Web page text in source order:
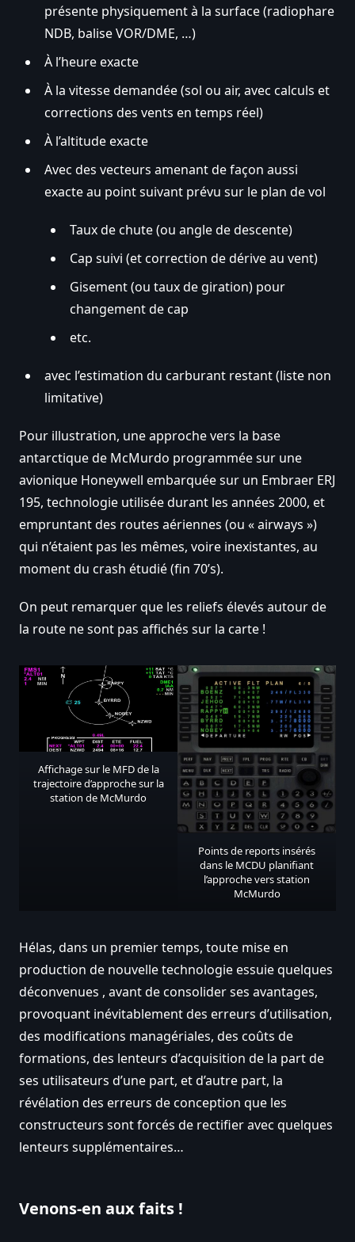
présente physiquement à la surface (radiophare
NDB, balise VOR/DME, …)
À l’heure exacte
À la vitesse demandée (sol ou air, avec calculs et
corrections des vents en temps réel)
À l’altitude exacte
Avec des vecteurs amenant de façon aussi
exacte au point suivant prévu sur le plan de vol
Taux de chute (ou angle de descente)
Cap suivi (et correction de dérive au vent)
Gisement (ou taux de giration) pour
changement de cap
etc.
avec l’estimation du carburant restant (liste non
limitative)
Pour illustration, une approche vers la base
antarctique de McMurdo programmée sur une
avionique Honeywell embarquée sur un Embraer ERJ
195, technologie utilisée durant les années 2000, et
empruntant des routes aériennes (ou « airways »)
qui n’étaient pas les mêmes, voire inexistantes, au
moment du crash étudié (fin 70’s).
On peut remarquer que les reliefs élevés autour de
la route ne sont pas affichés sur la carte !
Affichage sur le MFD de la
trajectoire d’approche sur la
station de McMurdo
Points de reports insérés
dans le MCDU planifiant
l’approche vers station
McMurdo
Hélas, dans un premier temps, toute mise en
production de nouvelle technologie essuie quelques
déconvenues , avant de consolider ses avantages,
provoquant inévitablement des erreurs d’utilisation,
des modifications managériales, des coûts de
formations, des lenteurs d’acquisition de la part de
ses utilisateurs d’une part, et d’autre part, la
révélation des erreurs de conception que les
constructeurs sont forcés de rectifier avec quelques
lenteurs supplémentaires…
Venons-en aux faits !